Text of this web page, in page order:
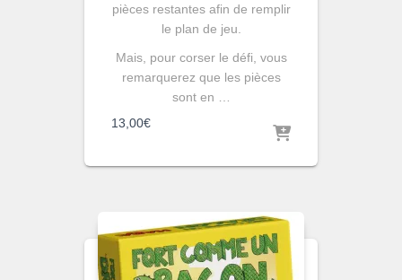
pièces restantes afin de remplir
le plan de jeu.
Mais, pour corser le défi, vous
remarquerez que les pièces
sont en …
13,00€